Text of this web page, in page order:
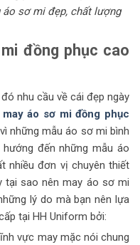
sơ mi đẹp, chất lượng
đồng phục cao
nhu cầu về cái đẹp ngày
may áo sơ mi đồng phục
những mẫu áo sơ mi bình
đến những mẫu áo
nhiều đơn vị chuyên thiết
tại sao nên may áo sơ mi
lý do mà bạn nên lựa
tại HH Uniform bởi:
vực may mặc nói chung